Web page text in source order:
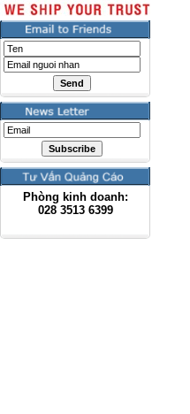
Phòng kinh doanh:
028 3513 6399